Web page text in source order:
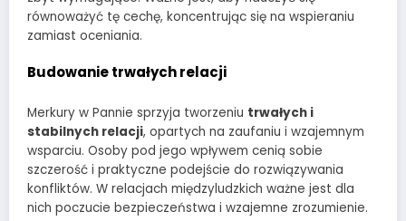
równoważyć tę cechę, koncentrując się na wspieraniu
zamiast oceniania.
Budowanie trwałych relacji
Merkury w Pannie sprzyja tworzeniu trwałych i
stabilnych relacji, opartych na zaufaniu i wzajemnym
wsparciu. Osoby pod jego wpływem cenią sobie
szczerość i praktyczne podejście do rozwiązywania
konfliktów. W relacjach międzyludzkich ważne jest dla
nich poczucie bezpieczeństwa i wzajemne zrozumienie.